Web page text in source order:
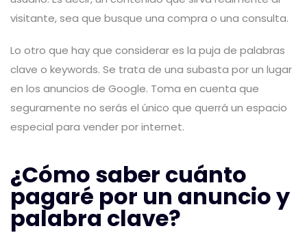
visitante, sea que busque una compra o una consulta.
Lo otro que hay que considerar es la puja de palabras
clave o keywords. Se trata de una subasta por un lugar
en los anuncios de Google. Toma en cuenta que
seguramente no serás el único que querrá un espacio
especial para vender por internet.
¿Cómo saber cuánto
pagaré por un anuncio y
palabra clave?